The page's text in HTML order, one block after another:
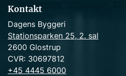
Kontakt
Dagens Byggeri
Stationsparken 25, 2. sal
2600 Glostrup
CVR: 30697812
+45 4445 6000